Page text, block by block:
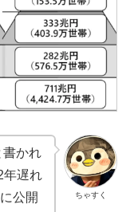
ちゃすく
書かれ
年遅れ
公開